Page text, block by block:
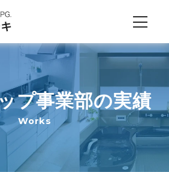
プ事業部の実績
Works